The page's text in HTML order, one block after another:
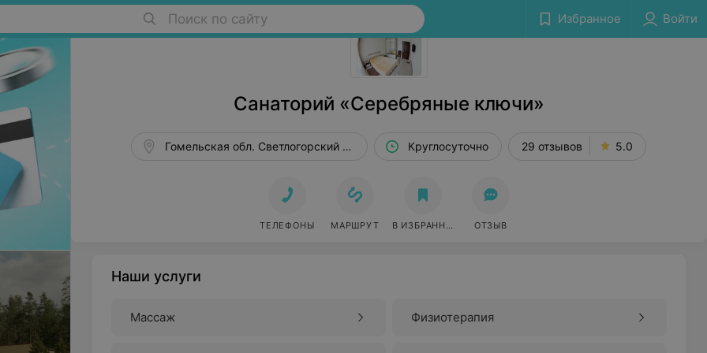
Поиск по сайту Избранное Войти
Санатории Беларуси в Беларуси Сообщить об ошибке
Санаторий «Серебряные ключи»
Гомельская обл. Светлогорский р-н аг. ЧирковичиКруглосуточно 29 отзывов 5.0
ТЕЛЕФОНЫ МАРШРУТ В ИЗБРАННОЕ ОТЗЫВ
Наши услуги
Массаж Физиотерапия